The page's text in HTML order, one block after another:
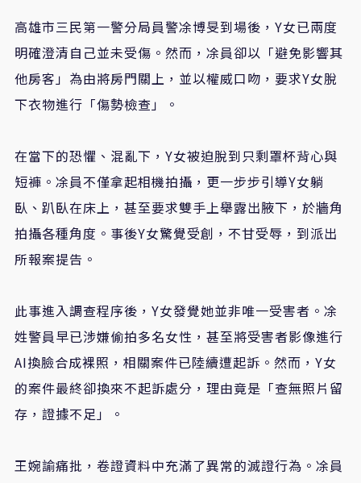
高雄市三民第一警分局員警凃博旻到場後，Y女已兩度
明確澄清自己並未受傷。然而，凃員卻以「避免影響其
他房客」為由將房門關上，並以權威口吻，要求Y女脫
下衣物進行「傷勢檢查」。
在當下的恐懼、混亂下，Y女被迫脫到只剩罩杯背心與
短褲。凃員不僅拿起相機拍攝，更一步步引導Y女躺
臥、趴臥在床上，甚至要求雙手上舉露出腋下，於牆角
拍攝各種角度。事後Y女驚覺受創，不甘受辱，到派出
所報案提告。
此事進入調查程序後，Y女發覺她並非唯一受害者。凃
姓警員早已涉嫌偷拍多名女性，甚至將受害者影像進行
AI換臉合成裸照，相關案件已陸續遭起訴。然而，Y女
的案件最終卻換來不起訴處分，理由竟是「查無照片留
存，證據不足」。
王婉諭痛批，卷證資料中充滿了異常的滅證行為。凃員